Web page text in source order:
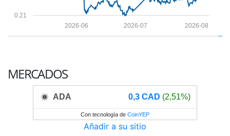
0.21
2026-08
2026-07
2026-06
MERCADOS
ADA 0,3 CAD (2,51%)
Con tecnología de CoinYEP
Añadir a su sitio